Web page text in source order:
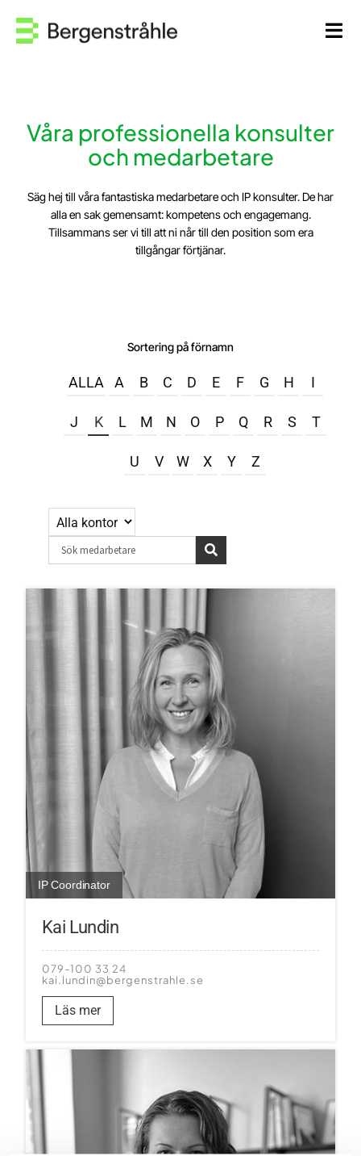
innehållet
Kontakta oss
Medarbetare
Våra tjänster
Våra professionella konsulter
och medarbetare
Säg hej till våra fantastiska medarbetare och IP konsulter.De har
alla en sak gemensamt: kompetens och engagemang.
Tillsammans ser vi till att ni når till den position som era
tillgångar förtjänar.
Sortering på förnamn
ALLA A B C D E F G H I
J K L M N O P Q R S T
U V W X Y Z
IP Coordinator
Kai Lundin
079-100 33 24
kai.lundin@bergenstrahle.se
Läs mer